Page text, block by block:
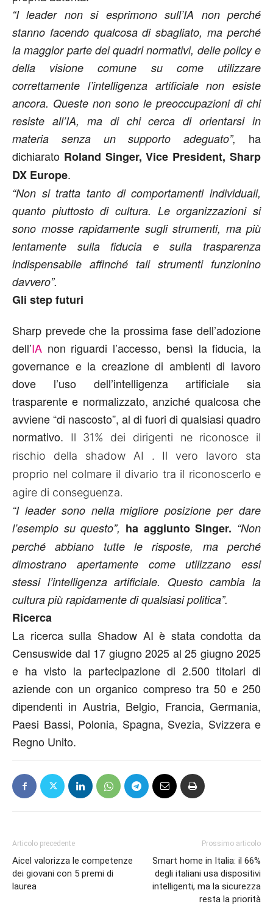
“I leader non si esprimono sull’IA non perché
stanno facendo qualcosa di sbagliato, ma perché
la maggior parte dei quadri normativi, delle policy e
della visione comune su come utilizzare
correttamente l’intelligenza artificiale non esiste
ancora. Queste non sono le preoccupazioni di chi
resiste all’IA, ma di chi cerca di orientarsi in
materia senza un supporto adeguato”, ha
dichiarato Roland Singer, Vice President, Sharp
DX Europe.
“Non si tratta tanto di comportamenti individuali,
quanto piuttosto di cultura. Le organizzazioni si
sono mosse rapidamente sugli strumenti, ma più
lentamente sulla fiducia e sulla trasparenza
indispensabile affinché tali strumenti funzionino
davvero”.
Gli step futuri
Sharp prevede che la prossima fase dell’adozione
dell’IA non riguardi l’accesso, bensì la fiducia, la
governance e la creazione di ambienti di lavoro
dove l’uso dell’intelligenza artificiale sia
trasparente e normalizzato, anziché qualcosa che
avviene “di nascosto”, al di fuori di qualsiasi quadro
normativo.
Il 31% dei dirigenti ne riconosce il
rischio della shadow AI . Il vero lavoro sta
proprio nel colmare il divario tra il riconoscerlo e
agire di conseguenza.
“I leader sono nella migliore posizione per dare
l’esempio su questo”, ha aggiunto Singer. “Non
perché abbiano tutte le risposte, ma perché
dimostrano apertamente come utilizzano essi
stessi l’intelligenza artificiale. Questo cambia la
cultura più rapidamente di qualsiasi politica”.
Ricerca
La ricerca sulla Shadow AI è stata condotta da
Censuswide dal 17 giugno 2025 al 25 giugno 2025
e ha visto la partecipazione di 2.500 titolari di
aziende con un organico compreso tra 50 e 250
dipendenti in Austria, Belgio, Francia, Germania,
Paesi Bassi, Polonia, Spagna, Svezia, Svizzera e
Regno Unito.
Articolo precedente
Aicel valorizza le competenze
dei giovani con 5 premi di
laurea
Prossimo articolo
Smart home in Italia: il 66%
degli italiani usa dispositivi
intelligenti, ma la sicurezza
resta la priorità